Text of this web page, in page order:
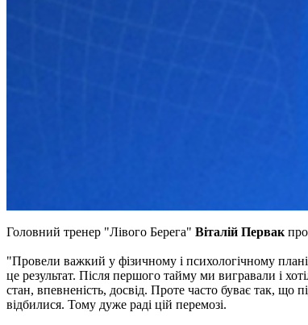
Головний тренер "Лівого Берега" Віталій Первак
"Провели важкий у фізичному і психологічному
це результат. Після першого тайму ми вигравали і
стан, впевненість, досвід. Проте часто буває так, що
відбилися. Тому дуже раді цій перемозі.